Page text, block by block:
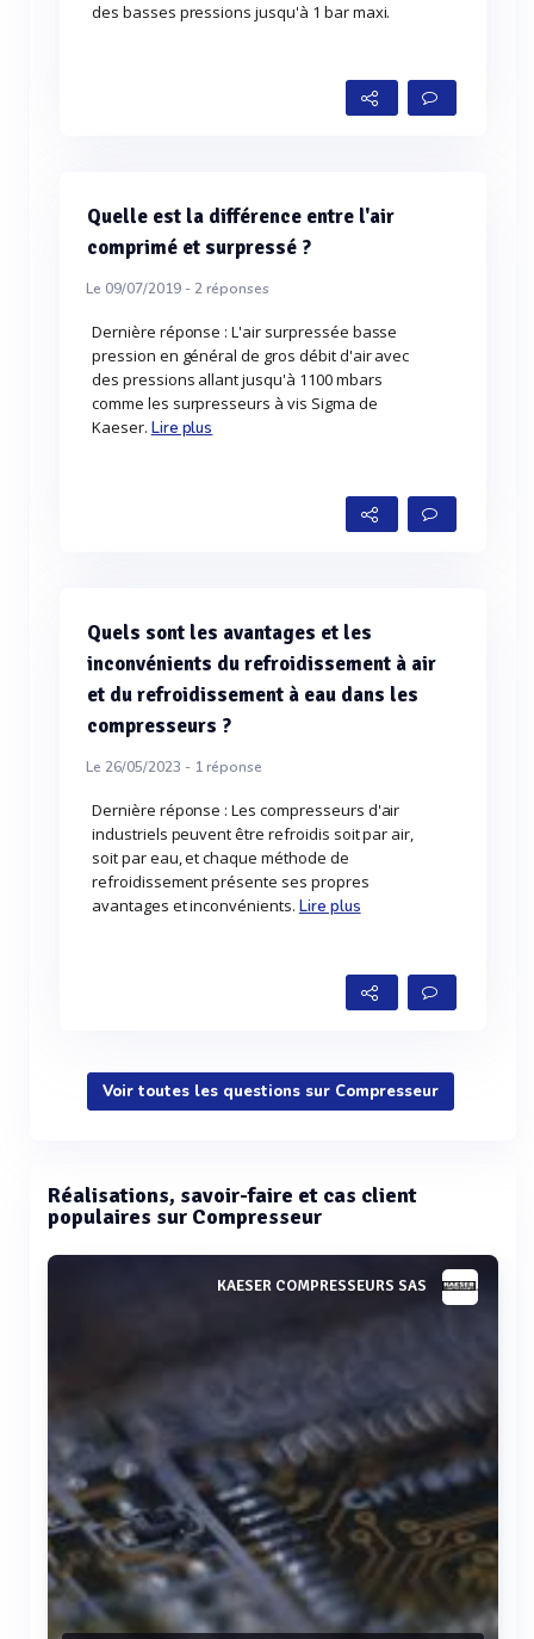
des basses pressions jusqu'à 1 bar maxi.
Quelle est la différence entre l'air
comprimé et surpressé ?
Le 09/07/2019 -2réponses
Dernière réponse : L'air surpressée basse
pression en général de gros débit d'air avec
des pressions allant jusqu'à 1100 mbars
comme les surpresseurs à vis Sigma de
Kaeser. Lire plus
Quels sont les avantages et les
inconvénients du refroidissement à air
et du refroidissement à eau dans les
compresseurs ?
Le 26/05/2023 - 1réponse
Dernière réponse : Les compresseurs d'air
industriels peuvent être refroidis soit par air,
soit par eau, et chaque méthode de
refroidissement présente ses propres
avantages et inconvénients. Lire plus
Voir toutes les questions sur Compresseur
Réalisations, savoir-faire et cas client
populaires sur Compresseur
KAESER COMPRESSEURS SAS